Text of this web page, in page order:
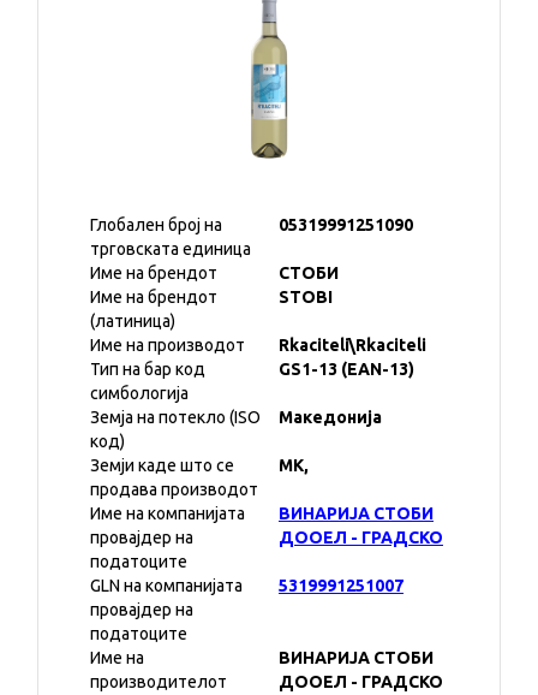
Глобален број на
трговската единица
05319991251090
Име на брендот
СТОБИ
Име на брендот
(латиница)
STOBI
Име на производот
Rkaciteli\Rkaciteli
Тип на бар код
симбологија
GS1-13 (EAN-13)
Земја на потекло (ISO
код)
Македонија
Земји каде што се
продава производот
MK,
Име на компанијата
провајдер на
податоците
ВИНАРИЈА СТОБИ
ДООЕЛ - ГРАДСКО
GLN на компанијата
провајдер на
податоците
5319991251007
Име на
производителот
ВИНАРИЈА СТОБИ
ДООЕЛ - ГРАДСКО